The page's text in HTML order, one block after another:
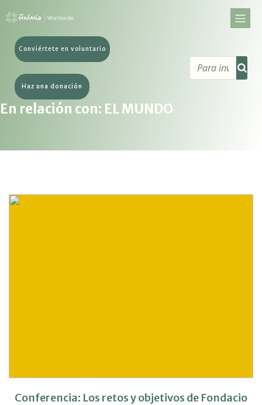
Conviértete en voluntario
Haz una donación
En relación con: EL MUNDO
Conferencia: Los retos y objetivos de Fondacio